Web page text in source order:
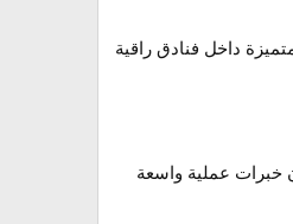
داخل فنادق راقية
خبرات عملية واسعة